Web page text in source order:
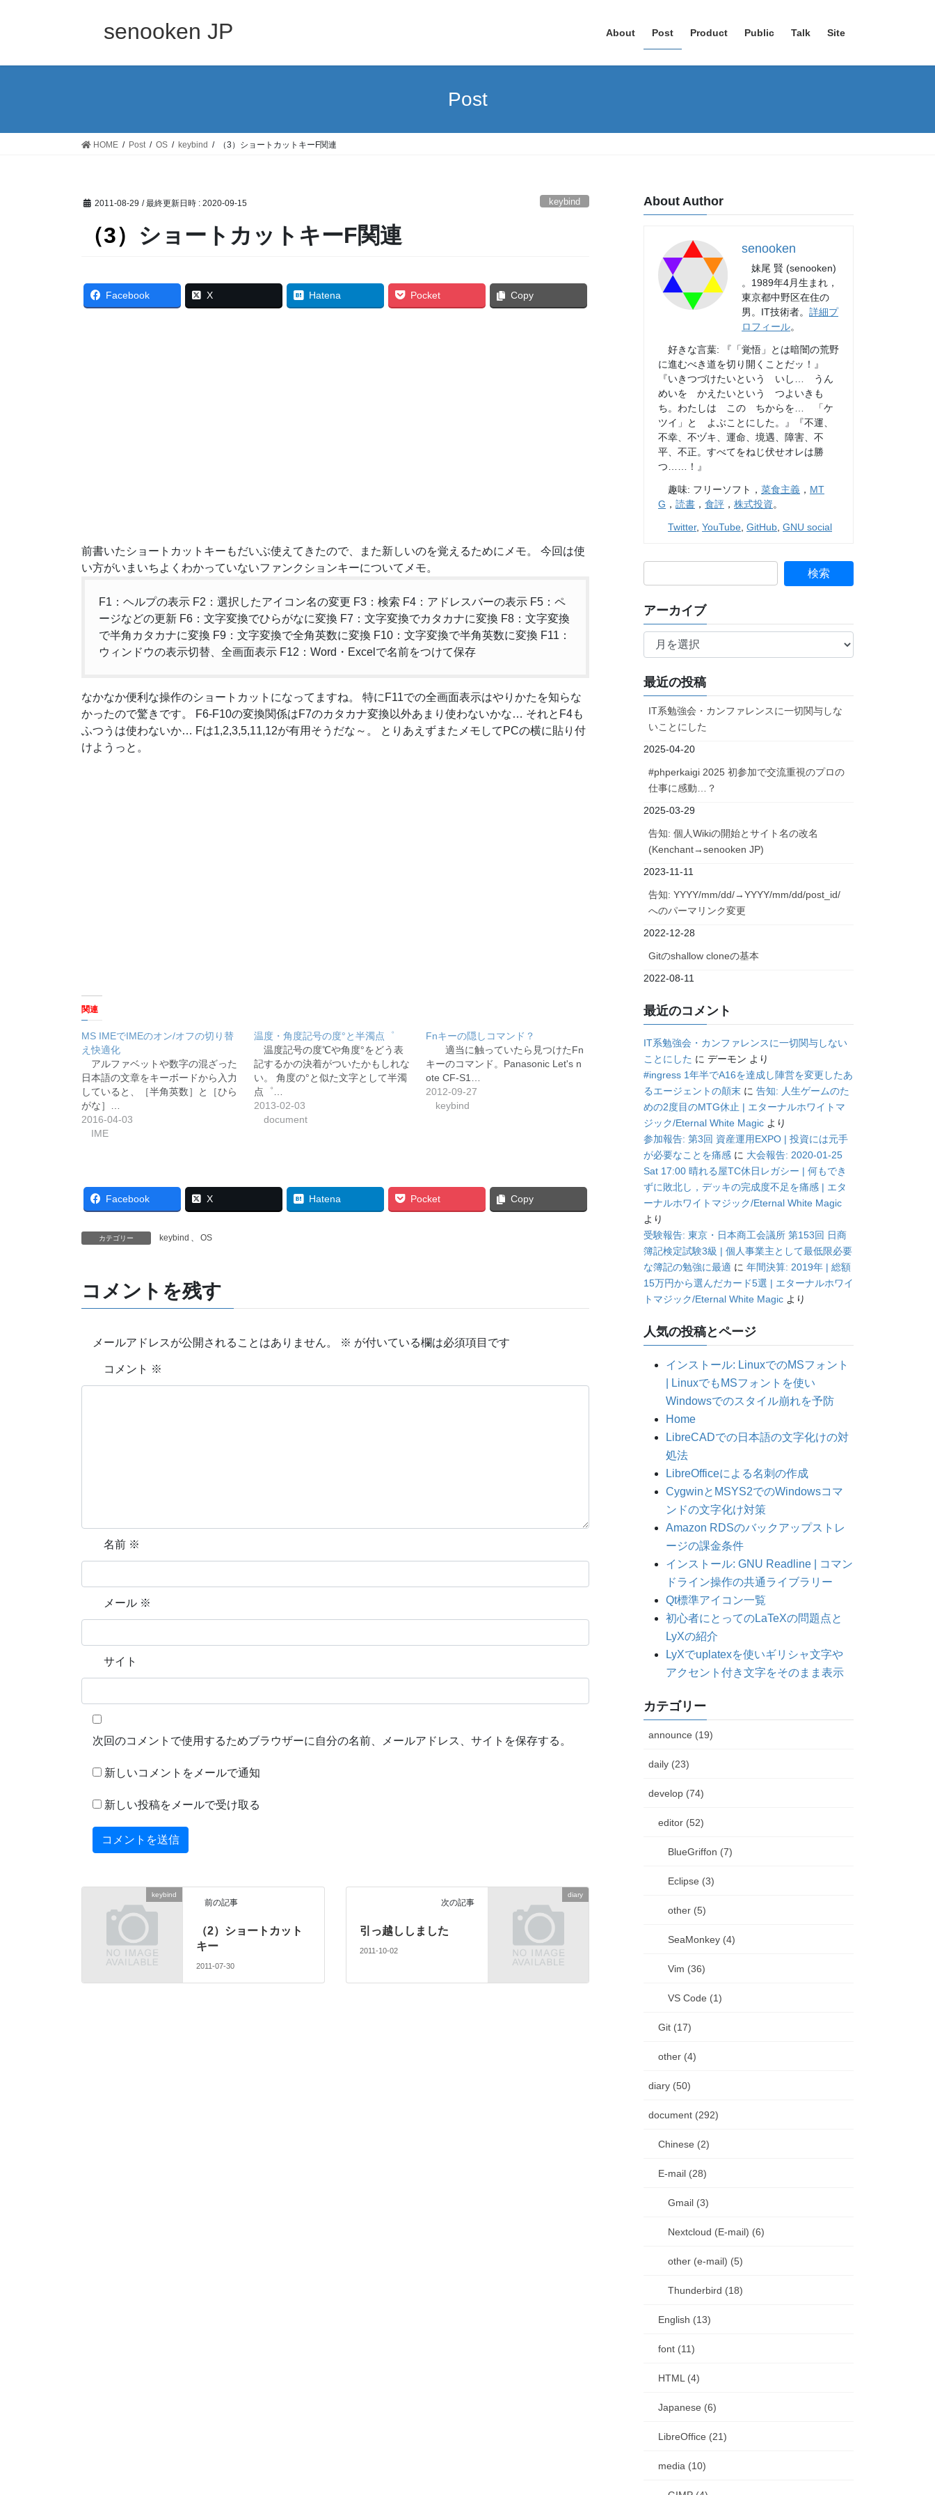
senooken JP About Post Product Public Talk Site
Post
HOME Post OS keybind （3）ショートカットキーF関連
2011-08-29 / 最終更新日時 : 2020-09-15 keybind
（3）ショートカットキーF関連
Facebook X Hatena Pocket Copy
前書いたショートカットキーもだいぶ使えてきたので、また新しいのを覚えるためにメモ。 今回は使
い方がいまいちよくわかっていないファンクションキーについてメモ。
F1：ヘルプの表示 F2：選択したアイコン名の変更 F3：検索 F4：アドレスバーの表示 F5：ペ
ージなどの更新 F6：文字変換でひらがなに変換 F7：文字変換でカタカナに変換 F8：文字変換
で半角カタカナに変換 F9：文字変換で全角英数に変換 F10：文字変換で半角英数に変換 F11：
ウィンドウの表示切替、全画面表示 F12：Word・Excelで名前をつけて保存
なかなか便利な操作のショートカットになってますね。 特にF11での全画面表示はやりかたを知らな
かったので驚きです。 F6-F10の変換関係はF7のカタカナ変換以外あまり使わないかな… それとF4も
ふつうは使わないか… Fは1,2,3,5,11,12が有用そうだな～。 とりあえずまたメモしてPCの横に貼り付
けようっと。
関連
MS IMEでIMEのオン/オフの切り替
え快適化
アルファベットや数字の混ざった
日本語の文章をキーボードから入力
していると、［半角英数］と［ひら
がな］…
2016-04-03
IME
温度・角度記号の度°と半濁点゜
温度記号の度℃や角度°をどう表
記するかの決着がついたかもしれな
い。 角度の°と似た文字として半濁
点゜…
2013-02-03
document
Fnキーの隠しコマンド？
適当に触っていたら見つけたFn
キーのコマンド。Panasonic Let's n
ote CF-S1…
2012-09-27
keybind
Facebook X Hatena Pocket Copy
カテゴリー keybind 、 OS
コメントを残す
メールアドレスが公開されることはありません。 ※ が付いている欄は必須項目です
コメント ※
名前 ※
メール ※
サイト
次回のコメントで使用するためブラウザーに自分の名前、メールアドレス、サイトを保存する。
新しいコメントをメールで通知
新しい投稿をメールで受け取る
keybind
前の記事
（2）ショートカット
キー
2011-07-30
diary
次の記事
引っ越ししました
2011-10-02
About Author
senooken
妹尾 賢 (senooken)
。1989年4月生まれ，
東京都中野区在住の
男。IT技術者。詳細プ
ロフィール。
好きな言葉: 『「覚悟」とは暗闇の荒野
に進むべき道を切り開くことだッ！』
『いきつづけたいという いし… うん
めいを かえたいという つよいきも
ち。わたしは この ちからを… 「ケ
ツイ」と よぶことにした。』『不運、
不幸、不ヅキ、運命、境遇、障害、不
平、不正。すべてをねじ伏せオレは勝
つ……！』
趣味: フリーソフト，菜食主義 ， MT
G ，読書 ，食評 ，株式投資。
Twitter,YouTube ,GitHub ,GNU social
アーカイブ
ア
イ
ブ
最近の投稿
IT系勉強会・カンファレンスに一切関与しな
いことにした
2025-04-20
#phperkaigi 2025 初参加で交流重視のプロの
仕事に感動…？
2025-03-29
告知: 個人Wikiの開始とサイト名の改名
(Kenchant→senooken JP)
2023-11-11
告知: YYYY/mm/dd/→YYYY/mm/dd/post_id/
へのパーマリンク変更
2022-12-28
Gitのshallow cloneの基本
2022-08-11
最近のコメント
IT系勉強会・カンファレンスに一切関与しない
ことにした にデーモン より
#ingress 1年半でA16を達成し陣営を変更したあ
るエージェントの顛末 に告知: 人生ゲームのた
めの2度目のMTG休止 | エターナルホワイトマ
ジック/Eternal White Magic より
参加報告: 第3回 資産運用EXPO | 投資には元手
が必要なことを痛感 に 大会報告: 2020-01-25
Sat 17:00 晴れる屋TC休日レガシー | 何もでき
ずに敗北し，デッキの完成度不足を痛感 | エタ
ーナルホワイトマジック/Eternal White Magic
より
受験報告: 東京・日本商工会議所 第153回 日商
簿記検定試験3級 | 個人事業主として最低限必要
な簿記の勉強に最適 に年間決算: 2019年 | 総額
15万円から選んだカード5選 | エターナルホワイ
トマジック/Eternal White Magic より
人気の投稿とページ
インストール: LinuxでのMSフォント
| LinuxでもMSフォントを使い
Windowsでのスタイル崩れを予防
Home
LibreCADでの日本語の文字化けの対
処法
LibreOfficeによる名刺の作成
CygwinとMSYS2でのWindowsコマ
ンドの文字化け対策
Amazon RDSのバックアップストレ
ージの課金条件
インストール: GNU Readline | コマン
ドライン操作の共通ライブラリー
Qt標準アイコン一覧
初心者にとってのLaTeXの問題点と
LyXの紹介
LyXでuplatexを使いギリシャ文字や
アクセント付き文字をそのまま表示
カテゴリー
announce (19)
daily (23)
develop (74)
editor (52)
BlueGriffon (7)
Eclipse (3)
other (5)
SeaMonkey (4)
Vim (36)
VS Code (1)
Git (17)
other (4)
diary (50)
document (292)
Chinese (2)
E-mail (28)
Gmail (3)
Nextcloud (E-mail) (6)
other (e-mail) (5)
Thunderbird (18)
English (13)
font (11)
HTML (4)
Japanese (6)
LibreOffice (21)
media (10)